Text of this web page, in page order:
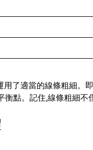
了適當的線條粗細。
衡點。記住,線條粗細